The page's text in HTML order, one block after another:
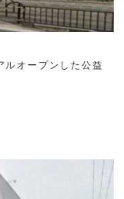
オープンした公益